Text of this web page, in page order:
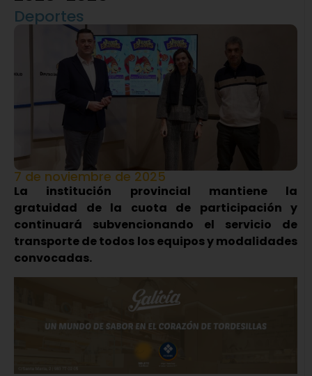
Deportes
7 de noviembre de 2025
La institución provincial mantiene la
gratuidad de la cuota de participación y
continuará subvencionando el servicio de
transporte de todos los equipos y modalidades
convocadas.